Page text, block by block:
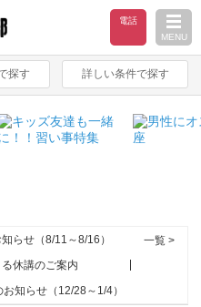
電話
MENU
探す 詳しい条件で探す
らせ（8/11～8/16）
休講のご案内
知らせ（12/28～1/4）
一覧 >